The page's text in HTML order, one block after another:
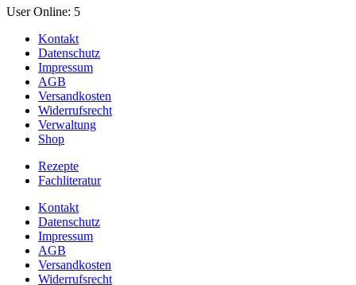
User Online: 5
Kontakt
Datenschutz
Impressum
AGB
Versandkosten
Widerrufsrecht
Verwaltung
Shop
Rezepte
Fachliteratur
Kontakt
Datenschutz
Impressum
AGB
Versandkosten
Widerrufsrecht